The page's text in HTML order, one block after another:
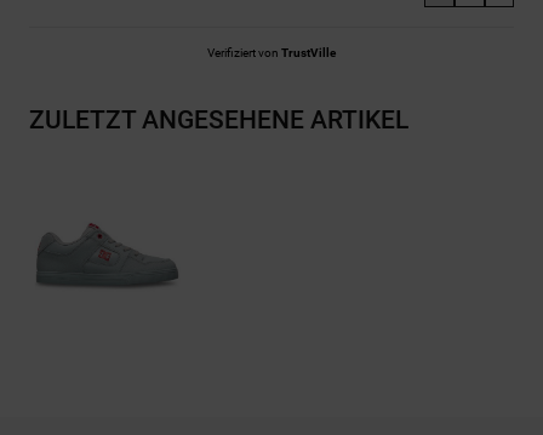
Verifiziert von TrustVille
ZULETZT ANGESEHENE ARTIKEL